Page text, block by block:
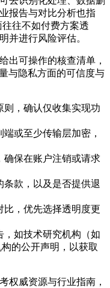
报告与对比分析也指
往不如付费方案透
并进行风险评估。
出可操作的核查清单，
与隐私方面的可信度与
则，确认仅收集实现功
或至少传输层加密，
确保在账户注销或请求
款，以及是否提供退
比，优先选择透明度更
，如技术研究机构（如
的公开声明，以获取
权威资源与行业指南，